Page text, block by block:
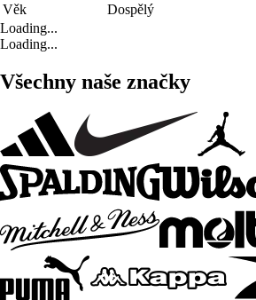
Věk
Dospělý
Loading...
Loading...
Všechny naše značky